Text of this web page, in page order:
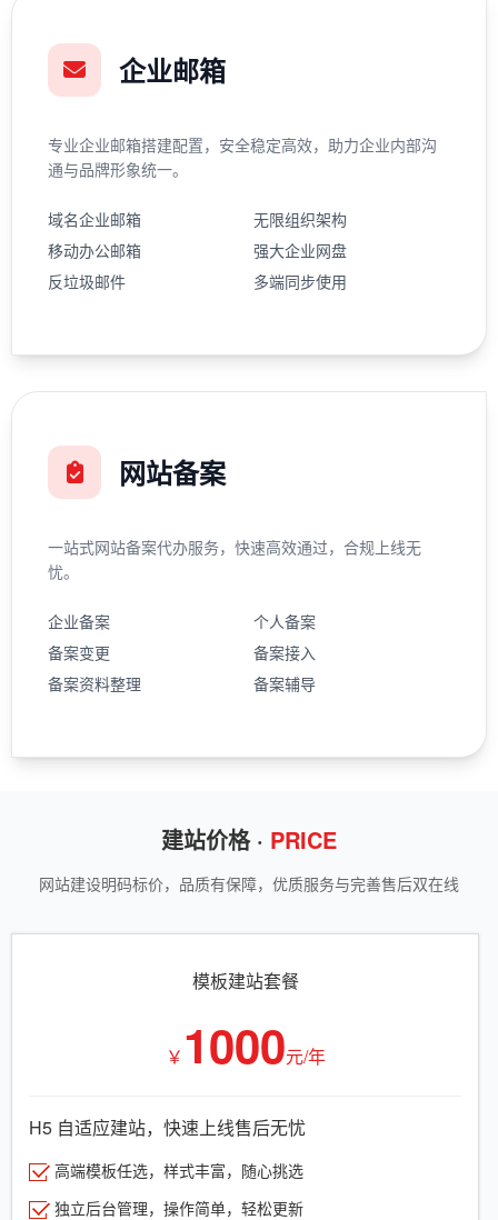
企业邮箱
专业企业邮箱搭建配置，安全稳定高效，助力企业内部沟
通与品牌形象统一。
域名企业邮箱
无限组织架构
移动办公邮箱
强大企业网盘
反垃圾邮件
多端同步使用
网站备案
一站式网站备案代办服务，快速高效通过，合规上线无
忧。
企业备案
个人备案
备案变更
备案接入
备案资料整理
备案辅导
建站价格 · PRICE
网站建设明码标价，品质有保障，优质服务与完善售后双在线
模板建站套餐
￥ 1000元/年
H5 自适应建站，快速上线售后无忧
高端模板任选，样式丰富，随心挑选
独立后台管理，操作简单，轻松更新